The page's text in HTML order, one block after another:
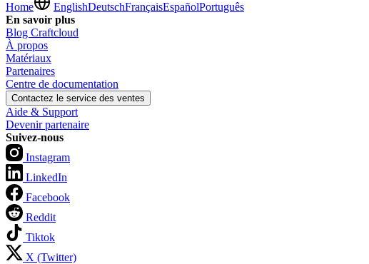
Home
EnglishDeutschFrançaisEspañolPortuguês
En savoir plus
Blog Craftcloud
À propos
Matériaux
Partenaires
Centre de documentation
Contactez le service des ventes
Aide & Support
Devenir partenaire
Suivez-nous
Instagram
LinkedIn
Facebook
Reddit
Tiktok
X (Twitter)